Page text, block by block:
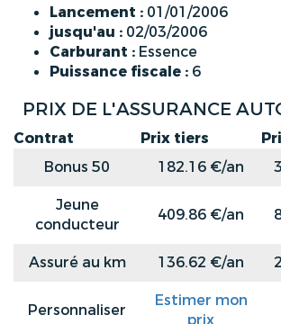
Lancement : 01/01/2006
jusqu'au : 02/03/2006
Carburant : Essence
Puissance fiscale : 6
PRIX DE L'ASSURANCE
Contrat Prix tiers
Bonus 50
182.16 €/an
Jeune
conducteur
409.86 €/an
Assuré au km 136.62 €/an
Personnaliser
Estimer mon
prix